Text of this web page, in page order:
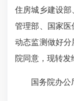
住房城乡建设部
管理部、国家医
动态监测做好
院同意，现转发
国务院